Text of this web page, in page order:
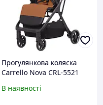
Прогулянкова коляска
Carrello Nova CRL-5521
В наявності